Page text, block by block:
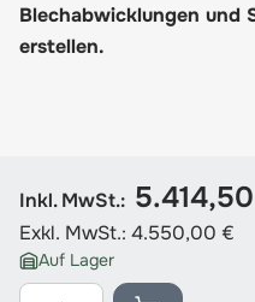
Blechabwicklungen und
erstellen.
Inkl. MwSt.:
Exkl. MwSt.: 4.550,00 €
Auf Lager
Menge